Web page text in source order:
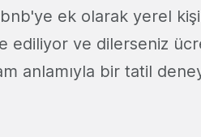
ek olarak yerel
ediliyor ve dilerseniz
anlamıyla bir tatil